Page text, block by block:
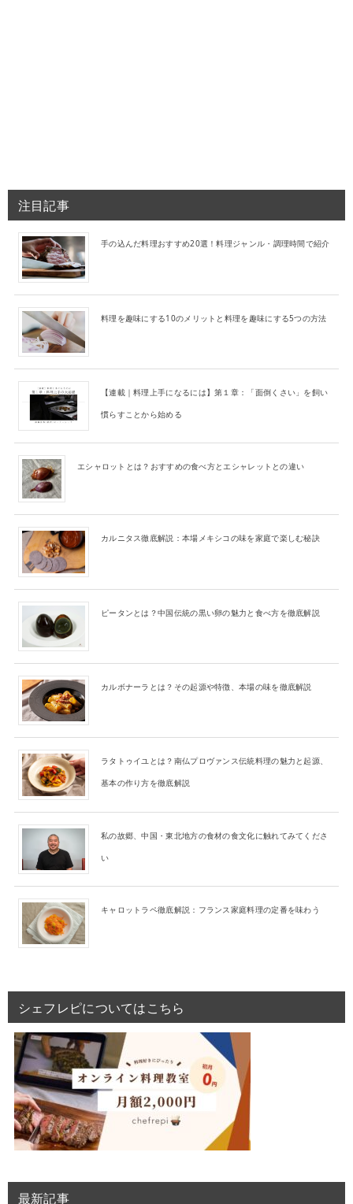
注目記事
手の込んだ料理おすすめ20選！料理ジャンル・調理時間で紹介
料理を趣味にする10のメリットと料理を趣味にする5つの方法
【連載｜料理上手になるには】第１章：「面倒くさい」を飼い
慣らすことから始める
エシャロットとは？おすすめの食べ方とエシャレットとの違い
カルニタス徹底解説：本場メキシコの味を家庭で楽しむ秘訣
ピータンとは？中国伝統の黒い卵の魅力と食べ方を徹底解説
カルボナーラとは？その起源や特徴、本場の味を徹底解説
ラタトゥイユとは？南仏プロヴァンス伝統料理の魅力と起源、
基本の作り方を徹底解説
私の故郷、中国・東北地方の食材の食文化に触れてみてくださ
い
キャロットラペ徹底解説：フランス家庭料理の定番を味わう
シェフレピについてはこちら
最新記事